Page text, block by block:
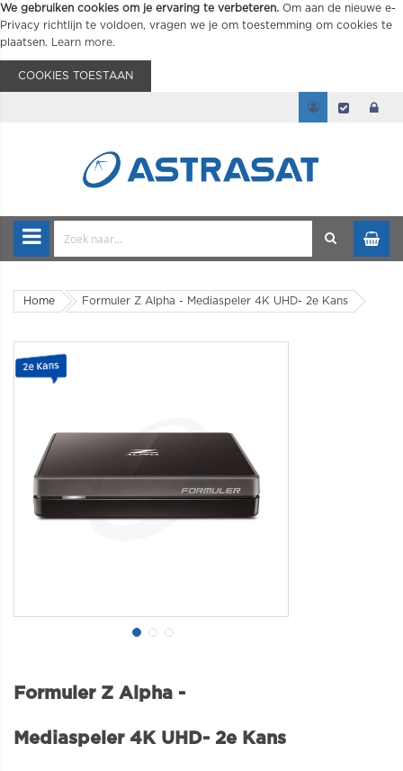
We gebruiken cookies om je ervaring te verbeteren. Om aan de nieuwe e-
Privacy richtlijn te voldoen, vragen we je om toestemming om cookies te
plaatsen.
Learn more.
COOKIES TOESTAAN
Home Formuler Z Alpha - Mediaspeler 4K UHD- 2e Kans
Formuler Z Alpha -
Mediaspeler 4K UHD- 2e Kans